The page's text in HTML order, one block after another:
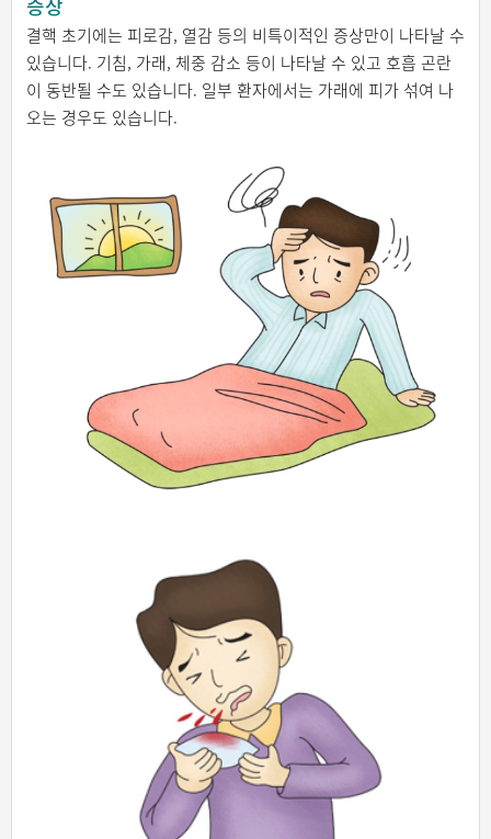
결핵 초기에는 피로감, 열감 등의 비특이적인 증상만이 나타날 수
있습니다. 기침, 가래, 체중 감소 등이 나타날 수 있고 호흡 곤란
이 동반될 수도 있습니다. 일부 환자에서는 가래에 피가 섞여 나
오는 경우도 있습니다.